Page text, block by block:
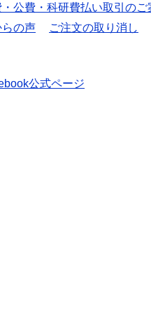
公費・科研費払い取引のご
の声 ご注文の取り消し
公式ページ